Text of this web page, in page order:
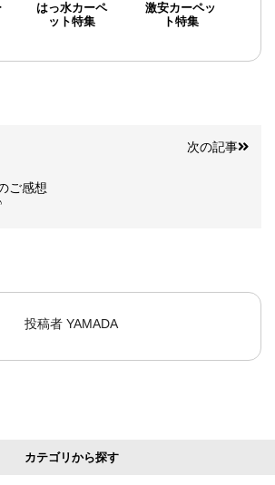
はっ水カーペ
ット特集
激安カーペッ
ト特集
ご感想
次の記事
投稿者 YAMADA
カテゴリから探す